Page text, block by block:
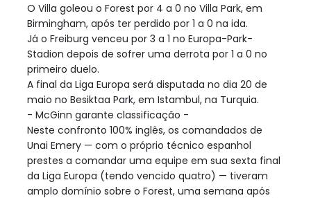
O Villa goleou o Forest por 4 a 0 no Villa Park, em
Birmingham, após ter perdido por 1 a 0 na ida.
Já o Freiburg venceu por 3 a 1 no Europa-Park-
Stadion depois de sofrer uma derrota por 1 a 0 no
primeiro duelo.
A final da Liga Europa será disputada no dia 20 de
maio no Besiktaa Park, em Istambul, na Turquia.
- McGinn garante classificação -
Neste confronto 100% inglês, os comandados de
Unai Emery — com o próprio técnico espanhol
prestes a comandar uma equipe em sua sexta final
da Liga Europa (tendo vencido quatro) — tiveram
amplo domínio sobre o Forest, uma semana após